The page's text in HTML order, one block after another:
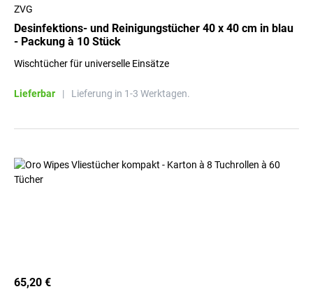
ZVG
Desinfektions- und Reinigungstücher 40 x 40 cm in blau
- Packung à 10 Stück
Wischtücher für universelle Einsätze
Lieferbar | Lieferung in 1-3 Werktagen.
65,20 €